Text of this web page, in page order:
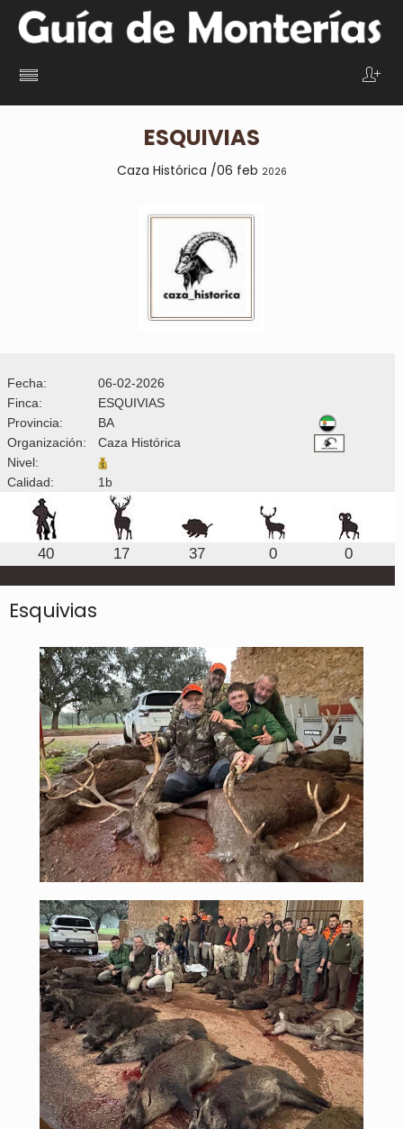
ESQUIVIAS
Caza Histórica /06 feb 2026
Fecha:
06-02-2026
Finca:
ESQUIVIAS
Provincia:
BA
Organización:
Caza Histórica
Nivel:
Calidad:
1b
40 17 37 0 0
Esquivias